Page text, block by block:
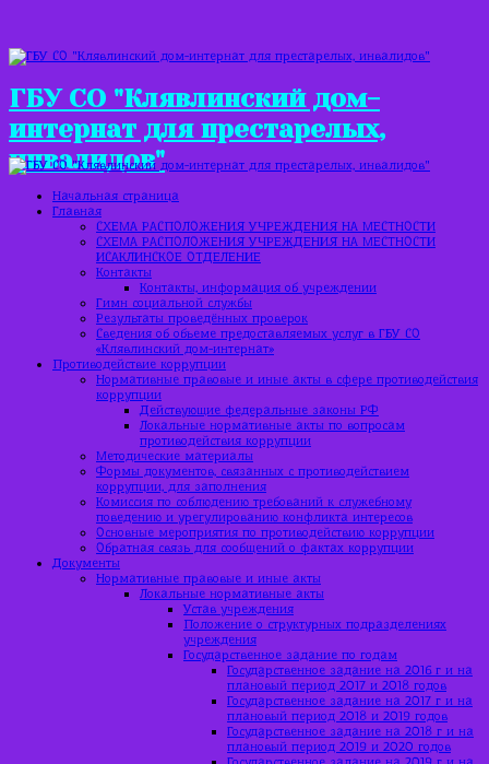
ГБУ СО "Клявлинский дом-
интернат для престарелых,
инвалидов"
Начальная страница
Главная
СХЕМА РАСПОЛОЖЕНИЯ УЧРЕЖДЕНИЯ НА МЕСТНОСТИ
СХЕМА РАСПОЛОЖЕНИЯ УЧРЕЖДЕНИЯ НА МЕСТНОСТИ
ИСАКЛИНСКОЕ ОТДЕЛЕНИЕ
Контакты
Контакты, информация об учреждении
Гимн социальной службы
Результаты проведённых проверок
Сведения об объеме предоставляемых услуг в ГБУ СО
«Клявлинский дом-интернат»
Противодействие коррупции
Нормативные правовые и иные акты в сфере противодействия
коррупции
Действующие федеральные законы РФ
Локальные нормативные акты по вопросам
противодействия коррупции
Методические материалы
Формы документов, связанных с противодействием
коррупции, для заполнения
Комиссия по соблюдению требований к служебному
поведению и урегулированию конфликта интересов
Основные мероприятия по противодействию коррупции
Обратная связь для сообщений о фактах коррупции
Документы
Нормативные правовые и иные акты
Локальные нормативные акты
Устав учреждения
Положение о структурных подразделениях
учреждения
Государственное задание по годам
Государственное задание на 2016 г и на
плановый период 2017 и 2018 годов
Государственное задание на 2017 г и на
плановый период 2018 и 2019 годов
Государственное задание на 2018 г и на
плановый период 2019 и 2020 годов